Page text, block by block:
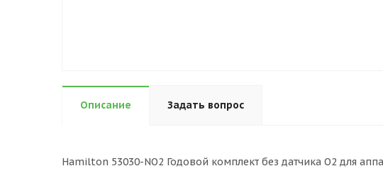
Описание Задать вопрос
Hamilton 53030-NO2 Годовой комплект без датчика O2 для